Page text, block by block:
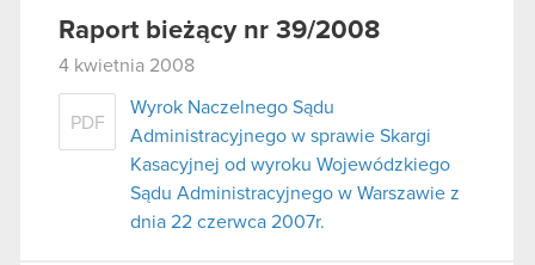
Raport bieżący nr 39/2008
4 kwietnia 2008
PDF
Wyrok Naczelnego Sądu
Administracyjnego w sprawie Skargi
Kasacyjnej od wyroku Wojewódzkiego
Sądu Administracyjnego w Warszawie z
dnia 22 czerwca 2007r.